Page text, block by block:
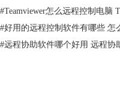
#Teamviewer怎么远程控制电脑
#好用的远程控制软件有哪些 怎
#远程协助软件哪个好用 远程协